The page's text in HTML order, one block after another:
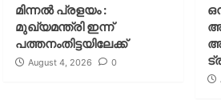
മിന്നല്‍ പ്രളയം :
മുഖ്യമന്ത്രി ഇന്ന്
പത്തനംതിട്ടയിലേക്ക്
August 4, 2026 0